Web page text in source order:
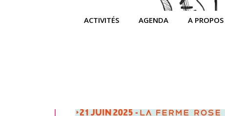
ACTIVITÉS AGENDA A PROPOS